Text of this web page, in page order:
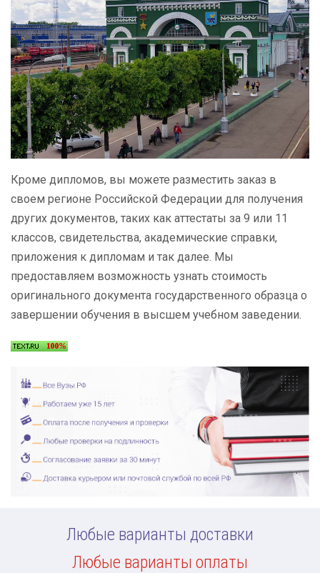
Кроме дипломов, вы можете разместить заказ в
своем регионе Российской Федерации для получения
других документов, таких как аттестаты за 9 или 11
классов, свидетельства, академические справки,
приложения к дипломам и так далее. Мы
предоставляем возможность узнать стоимость
оригинального документа государственного образца о
завершении обучения в высшем учебном заведении.
Любые варианты доставки
Любые варианты оплаты